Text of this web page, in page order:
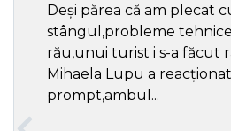
Deși părea că am plecat
stângul,probleme tehnice
rău,unui turist i s-a făcut
Mihaela Lupu a
prompt,ambul...